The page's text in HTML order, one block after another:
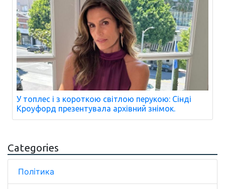
У топлес і з короткою світлою перукою: Сінді
Кроуфорд презентувала архівний знімок.
Categories
Політика